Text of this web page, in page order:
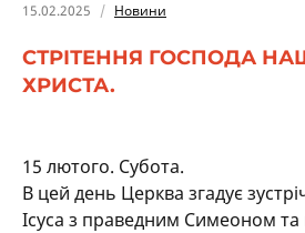
15.02.2025 Новини
СТРІТЕННЯ ГОСПОДА
ХРИСТА.
15 лютого. Субота.
В цей день Церква згадує
Ісуса з праведним Симеоном